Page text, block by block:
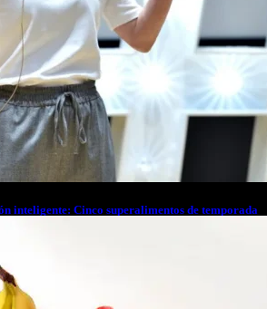
inteligente: Cinco superalimentos de temporada